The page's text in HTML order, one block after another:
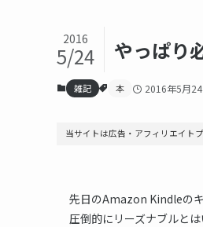
やっぱり
2016
5/24
雑記 本 2016年5月
当サイトは広告・アフィリエイト
先日のAmazon Kindleの
圧倒的にリーズナブルと